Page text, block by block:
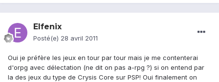
Elfenix
Posté(e) 28 avril 2011
Oui je préfère les jeux en tour par tour mais je me contenterai
d'orpg avec délectation (ne dit on pas a-rpg ?) si on entend par
la des jeux du type de Crysis Core sur PSP! Oui finalement on